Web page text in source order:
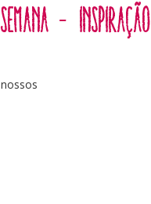
- Inspiração